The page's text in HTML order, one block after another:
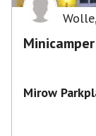
Wolle,
Mirow